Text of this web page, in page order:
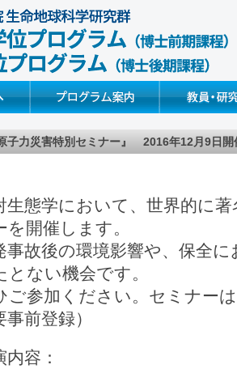
子力災害特別セミナー』 2016年12月9日開
生態学において、世界的に
を開催します。
事故後の環境影響や、保全
とない機会です。
ご参加ください。セミナー
事前登録）
内容：